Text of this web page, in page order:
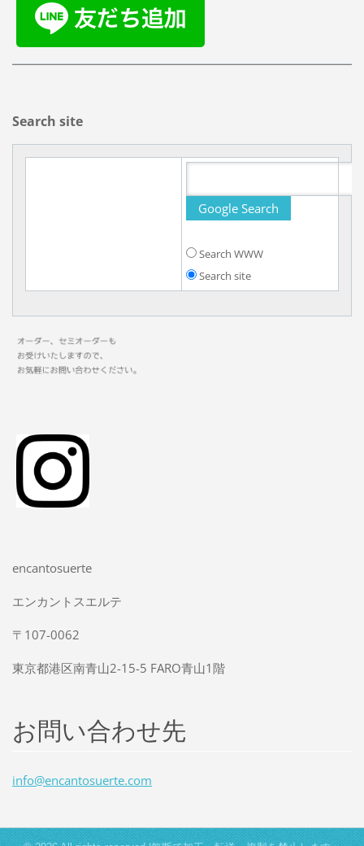
Search site
Search WWW
Search site
encantosuerte
エンカントスエルテ
〒107-0062
東京都港区南青山2-15-5 FARO青山1階
お問い合わせ先
info@encantosuerte.com